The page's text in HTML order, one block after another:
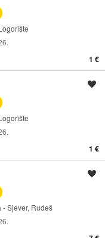
1 €
1 €
- Sjever, Rudeš